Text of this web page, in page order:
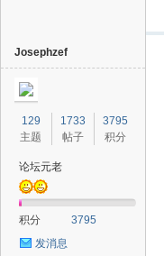
Josephzef
129
主题
1733
帖子
3795
积分
论坛元老
积分
3795
发消息